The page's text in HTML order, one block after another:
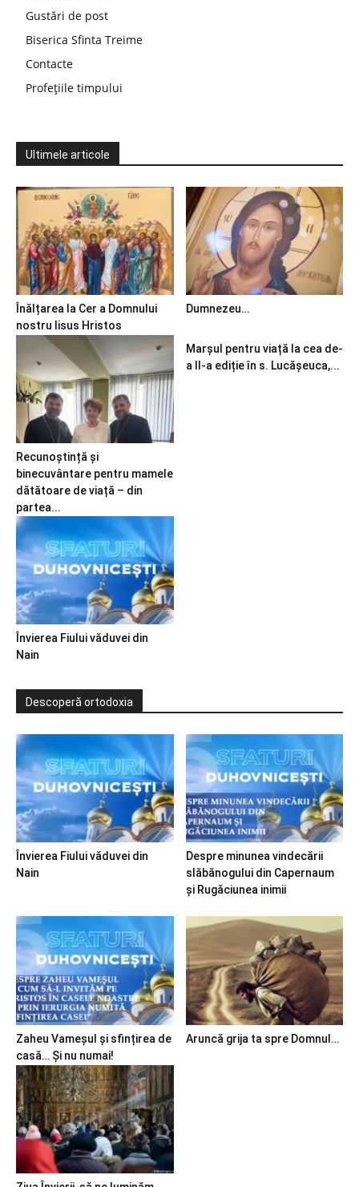
Gustări de post
Biserica Sfinta Treime
Contacte
Profețiile timpului
Ultimele articole
Înălțarea la Cer a Domnului
nostru Iisus Hristos
Dumnezeu…
Recunoștință și
binecuvântare pentru mamele
dătătoare de viață – din
partea...
Marșul pentru viață la cea de-
a II-a ediție în s. Lucășeuca,...
Învierea Fiului văduvei din
Nain
Descoperă ortodoxia
Învierea Fiului văduvei din
Nain
Despre minunea vindecării
slăbănogului din Capernaum
și Rugăciunea inimii
Zaheu Vameșul și sfințirea de
casă… Și nu numai!
Aruncă grija ta spre Domnul…